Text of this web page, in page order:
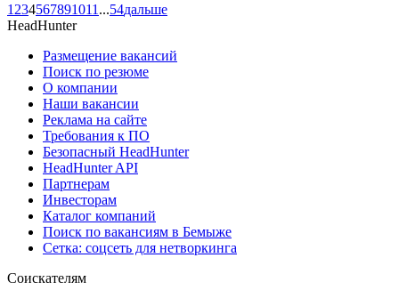
1 234567891011 ...54дальше
HeadHunter
Размещение вакансий
Поиск по резюме
О компании
Наши вакансии
Реклама на сайте
Требования к ПО
Безопасный HeadHunter
HeadHunter API
Партнерам
Инвесторам
Каталог компаний
Поиск по вакансиям в Бемыже
Сетка: соцсеть для нетворкинга
Соискателям